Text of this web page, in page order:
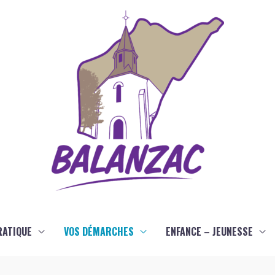
VOS DÉMARCHES ENFANCE – JEUNESSE